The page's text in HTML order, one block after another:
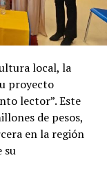
local, la
proyecto
lector”. Este
de pesos,
en la región
su